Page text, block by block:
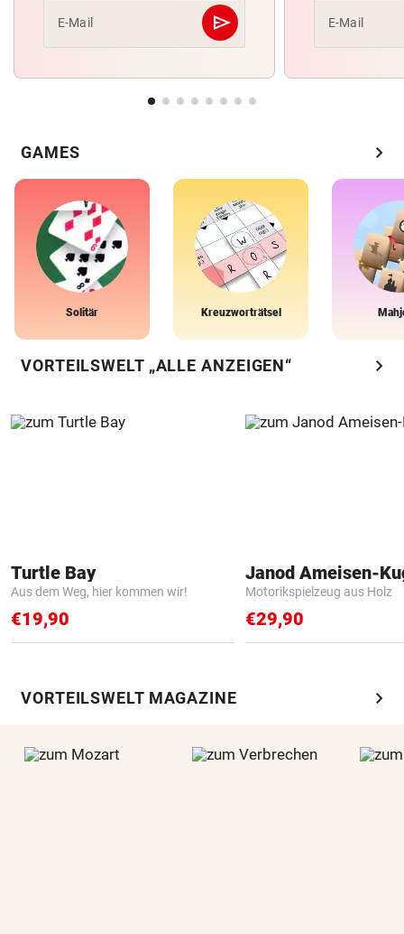
E-Mail send
Abschicken E-Mail
GAMES chevron_right
Solitär Kreuzworträtsel
VORTEILSWELT „ALLE ANZEIGEN“ chevron_right
Turtle Bay
Aus dem Weg, hier kommen wir!
€19,90
Janod Ameisen-
Motorikspielzeug aus Holz
€29,90
VORTEILSWELT MAGAZINE chevron_right